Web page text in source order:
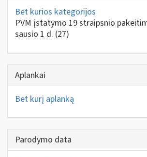
Bet kurios kategorijos
PVM įstatymo 19 straipsnio
sausio 1 d. (27)
Aplankai
Bet kurį aplanką
Parodymo data